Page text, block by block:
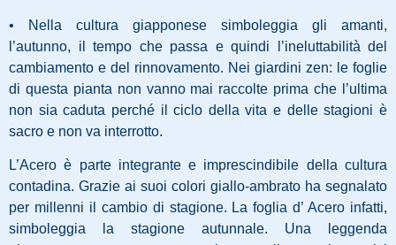
• Nella cultura giapponese simboleggia gli amanti,
l’autunno, il tempo che passa e quindi l’ineluttabilità del
cambiamento e del rinnovamento. Nei giardini zen: le foglie
di questa pianta non vanno mai raccolte prima che l’ultima
non sia caduta perché il ciclo della vita e delle stagioni è
sacro e non va interrotto.
L’Acero è parte integrante e imprescindibile della cultura
contadina. Grazie ai suoi colori giallo-ambrato ha segnalato
per millenni il cambio di stagione. La foglia d’ Acero infatti,
simboleggia la stagione autunnale. Una leggenda